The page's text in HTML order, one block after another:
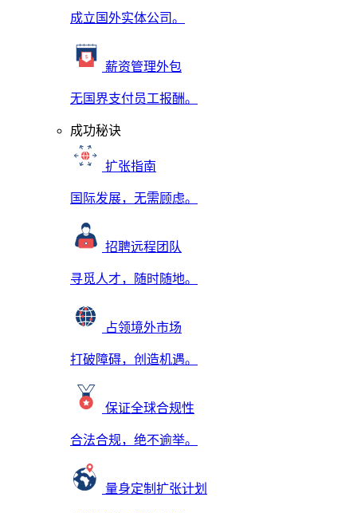
成立国外实体公司。
薪资管理外包
无国界支付员工报酬。
成功秘诀
扩张指南
国际发展，无需顾虑。
招聘远程团队
寻觅人才，随时随地。
占领境外市场
打破障碍，创造机遇。
保证全球合规性
合法合规，绝不逾举。
量身定制扩张计划